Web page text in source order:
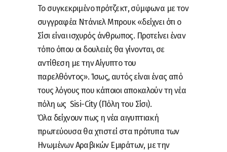
Το συγκεκριμένο πρότζεκτ, σύμφωνα με τον
συγγραφέα Ντάνιελ Μπρουκ «δείχνει ότι ο
Σίσι είναι ισχυρός άνθρωπος. Προτείνει έναν
τόπο όπου οι δουλειές θα γίνονται, σε
αντίθεση με την Αίγυπτο του
παρελθόντος». Ίσως, αυτός είναι ένας από
τους λόγους που κάποιοι αποκαλούν τη νέα
πόλη ως Sisi-City (Πόλη του Σίσι).
Όλα δείχνουν πως η νέα αιγυπτιακή
πρωτεύουσα θα χτιστεί στα πρότυπα των
Ηνωμένων Αραβικών Εμιράτων, με την